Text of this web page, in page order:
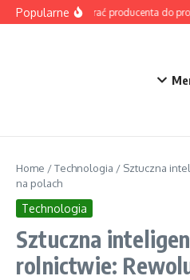
Przejdź do treści
PopularneJak wybrać producenta do
Home /Technologia / Sztuczna
na polach
Technologia
Sztuczna
rolnictwie: